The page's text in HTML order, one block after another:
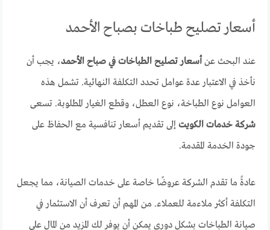
أسعار تصليح طباخات بصباح الأحمد
عند البحث عنأسعار تصليح الطباخات في صباح الأحمد، يجب أن
نأخذ في الاعتبار عدة عوامل تحدد التكلفة النهائية. تشمل هذه
العوامل نوع الطباخة، نوع العطل، وقطع الغيار المطلوبة. تسعى
شركة خدمات الكويت إلى تقديم أسعار تنافسية مع الحفاظ على
جودة الخدمة المقدمة.
عادةً ما تقدم الشركة عروضًا خاصة على خدمات الصيانة، مما يجعل
التكلفة أكثر ملاءمة للعملاء. من المهم أن تعرف أن الاستثمار في
صيانة الطباخات بشكل دوري يمكن أن يوفر لك المزيد من المال على